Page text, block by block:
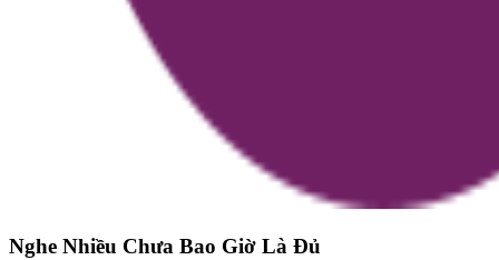
Nghe Nhiều Chưa Bao Giờ Là Đủ